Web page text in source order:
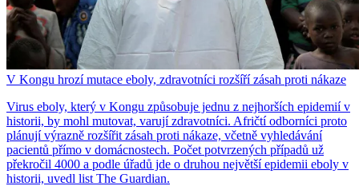
V Kongu hrozí mutace eboly, zdravotníci rozšíří zásah proti nákaze
Virus eboly, který v Kongu způsobuje jednu z nejhorších epidemií v
historii, by mohl mutovat, varují zdravotníci. Afričtí odborníci proto
plánují výrazně rozšířit zásah proti nákaze, včetně vyhledávání
pacientů přímo v domácnostech. Počet potvrzených případů už
překročil 4000 a podle úřadů jde o druhou největší epidemii eboly v
historii, uvedl list The Guardian.